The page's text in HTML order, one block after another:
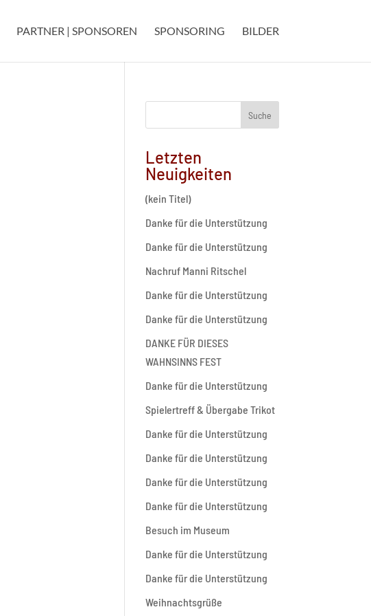
PARTNER | SPONSOREN SPONSORING BILDER
Suche
Letzten
Neuigkeiten
(kein Titel)
Danke für die Unterstützung
Danke für die Unterstützung
Nachruf Manni Ritschel
Danke für die Unterstützung
Danke für die Unterstützung
DANKE FÜR DIESES
WAHNSINNS FEST
Danke für die Unterstützung
Spielertreff & Übergabe Trikot
Danke für die Unterstützung
Danke für die Unterstützung
Danke für die Unterstützung
Danke für die Unterstützung
Besuch im Museum
Danke für die Unterstützung
Danke für die Unterstützung
Weihnachtsgrüße